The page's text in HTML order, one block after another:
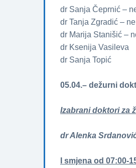
dr Sanja Čeprnić –
dr Tanja Zgradić –
dr Marija Stanišić –
dr Ksenija Vasileva
dr Sanja Topić
05.04.– dežurni
Izabrani doktori za
dr Alenka
I smjena od 07:00-